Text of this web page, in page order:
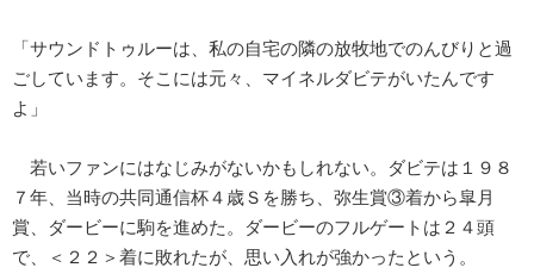
「サウンドトゥルーは、私の自宅の隣の放牧地でのんびりと過
ごしています。そこには元々、マイネルダビテがいたんです
よ」
若いファンにはなじみがないかもしれない。ダビテは１９８
７年、当時の共同通信杯４歳Ｓを勝ち、弥生賞③着から皐月
賞、ダービーに駒を進めた。ダービーのフルゲートは２４頭
で、＜２２＞着に敗れたが、思い入れが強かったという。